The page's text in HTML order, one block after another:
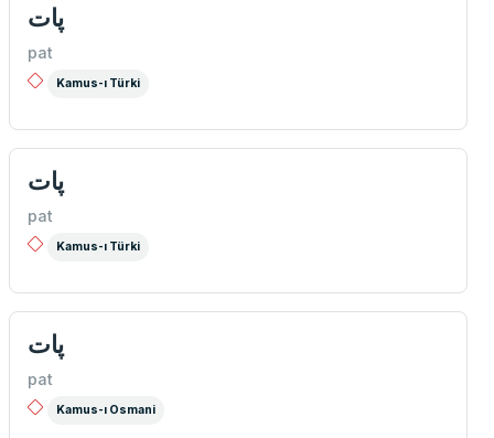
پات
pat
Kamus-ı Türki
پات
pat
Kamus-ı Türki
پات
pat
Kamus-ı Osmani